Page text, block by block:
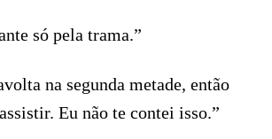
só pela trama.”
na segunda metade, então
Eu não te contei isso.”